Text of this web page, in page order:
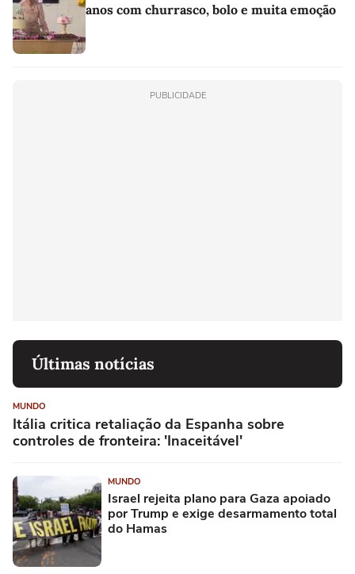
anos com churrasco, bolo e muita emoção
PUBLICIDADE
Últimas notícias
MUNDO
Itália critica retaliação da Espanha sobre
controles de fronteira: 'Inaceitável'
MUNDO
Israel rejeita plano para Gaza apoiado
por Trump e exige desarmamento total
do Hamas